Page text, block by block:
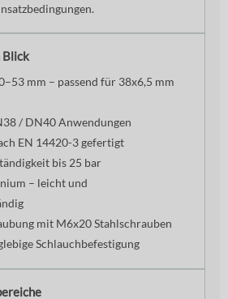
Blick
mm – passend für 38x6,5 mm
/ DN40 Anwendungen
EN 14420-3 gefertigt
bis 25 bar
– leicht und
mit M6x20 Stahlschrauben
Schlauchbefestigung